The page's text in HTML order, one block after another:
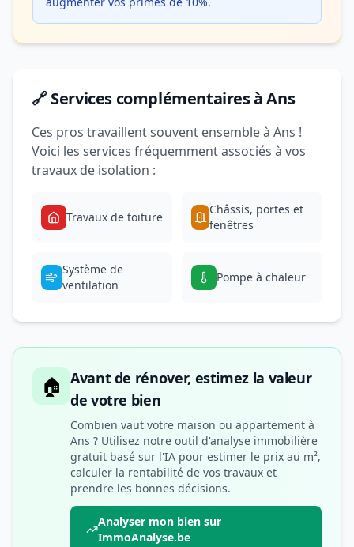
🔗 Services complémentaires à Ans
Ces pros travaillent souvent ensemble à Ans !
Voici les services fréquemment associés à vos
travaux de isolation :
Travaux de toiture
Châssis, portes et
fenêtres
Système de
ventilation
Pompe à chaleur
🏠 Avant de rénover, estimez la valeur
de votre bien
Combien vaut votre maison ou appartement à
Ans ? Utilisez notre outil d'analyse immobilière
gratuit basé sur l'IA pour estimer le prix au m²,
calculer la rentabilité de vos travaux et
prendre les bonnes décisions.
Analyser mon bien sur
ImmoAnalyse.be